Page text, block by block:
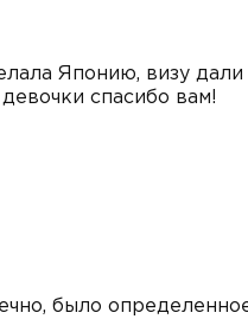
Японию, визу
спасибо вам!
было